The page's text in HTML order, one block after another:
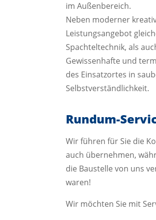
im Außenbereich.
Neben moderner
Leistungsangebot
Spachteltechnik, als
Gewissenhafte und
des Einsatzortes in
Selbstverständlichkeit.
Rundum-
Wir führen für Sie die
auch übernehmen,
die Baustelle von uns
waren!
Wir möchten Sie mit